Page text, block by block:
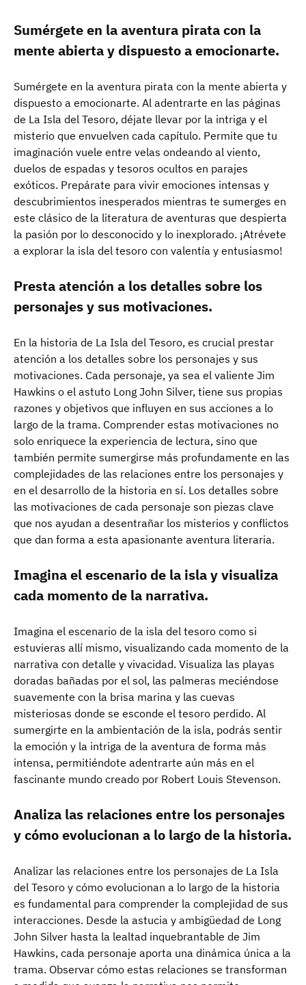
Sumérgete en la aventura pirata con la
mente abierta y dispuesto a emocionarte.
Sumérgete en la aventura pirata con la mente abierta y
dispuesto a emocionarte. Al adentrarte en las páginas
de La Isla del Tesoro, déjate llevar por la intriga y el
misterio que envuelven cada capítulo. Permite que tu
imaginación vuele entre velas ondeando al viento,
duelos de espadas y tesoros ocultos en parajes
exóticos. Prepárate para vivir emociones intensas y
descubrimientos inesperados mientras te sumerges en
este clásico de la literatura de aventuras que despierta
la pasión por lo desconocido y lo inexplorado. ¡Atrévete
a explorar la isla del tesoro con valentía y entusiasmo!
Presta atención a los detalles sobre los
personajes y sus motivaciones.
En la historia de La Isla del Tesoro, es crucial prestar
atención a los detalles sobre los personajes y sus
motivaciones. Cada personaje, ya sea el valiente Jim
Hawkins o el astuto Long John Silver, tiene sus propias
razones y objetivos que influyen en sus acciones a lo
largo de la trama. Comprender estas motivaciones no
solo enriquece la experiencia de lectura, sino que
también permite sumergirse más profundamente en las
complejidades de las relaciones entre los personajes y
en el desarrollo de la historia en sí. Los detalles sobre
las motivaciones de cada personaje son piezas clave
que nos ayudan a desentrañar los misterios y conflictos
que dan forma a esta apasionante aventura literaria.
Imagina el escenario de la isla y visualiza
cada momento de la narrativa.
Imagina el escenario de la isla del tesoro como si
estuvieras allí mismo, visualizando cada momento de la
narrativa con detalle y vivacidad. Visualiza las playas
doradas bañadas por el sol, las palmeras meciéndose
suavemente con la brisa marina y las cuevas
misteriosas donde se esconde el tesoro perdido. Al
sumergirte en la ambientación de la isla, podrás sentir
la emoción y la intriga de la aventura de forma más
intensa, permitiéndote adentrarte aún más en el
fascinante mundo creado por Robert Louis Stevenson.
Analiza las relaciones entre los personajes
y cómo evolucionan a lo largo de la historia.
Analizar las relaciones entre los personajes de La Isla
del Tesoro y cómo evolucionan a lo largo de la historia
es fundamental para comprender la complejidad de sus
interacciones. Desde la astucia y ambigüedad de Long
John Silver hasta la lealtad inquebrantable de Jim
Hawkins, cada personaje aporta una dinámica única a la
trama. Observar cómo estas relaciones se transforman